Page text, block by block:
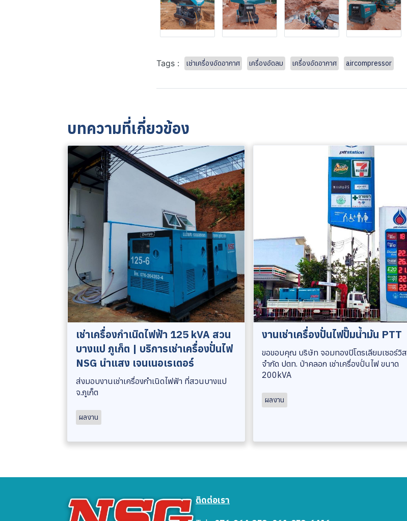
Tags : เช่าเครื่องอัดอากาศ เครื่องอัดลม เครื่องอัดอากาศ aircompressor
บทความที่เกี่ยวข้อง
เช่าเครื่องกำเนิดไฟฟ้า 125 kVA สวน
บางแป ภูเก็ต | บริการเช่าเครื่องปั่นไฟ
NSG นำแสง เจนเนอเรเตอร์
ส่งมอบงานเช่าเครื่องกำเนิดไฟฟ้า ที่สวนบางแป
จ.ภูเก็ต
ผลงาน
งานเช่าเครื่องปั่นไฟปั๊มน้ำมัน PTT
ขอขอบคุณ บริษัท จอมทองปิโตรเลียมเซอร์วิส
จำกัด ปตท. ป่าคลอก เช่าเครื่องปั่นไฟ ขนาด
200kVA
ผลงาน
ติดต่อเรา